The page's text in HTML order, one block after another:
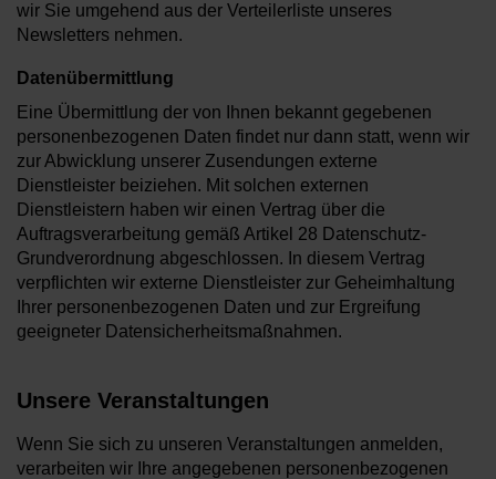
wir Sie umgehend aus der Verteilerliste unseres
Newsletters nehmen.
Datenübermittlung
Eine Übermittlung der von Ihnen bekannt gegebenen
personenbezogenen Daten findet nur dann statt, wenn wir
zur Abwicklung unserer Zusendungen externe
Dienstleister beiziehen. Mit solchen externen
Dienstleistern haben wir einen Vertrag über die
Auftragsverarbeitung gemäß Artikel 28 Datenschutz-
Grundverordnung abgeschlossen. In diesem Vertrag
verpflichten wir externe Dienstleister zur Geheimhaltung
Ihrer personenbezogenen Daten und zur Ergreifung
geeigneter Datensicherheitsmaßnahmen.
Unsere Veranstaltungen
Wenn Sie sich zu unseren Veranstaltungen anmelden,
verarbeiten wir Ihre angegebenen personenbezogenen